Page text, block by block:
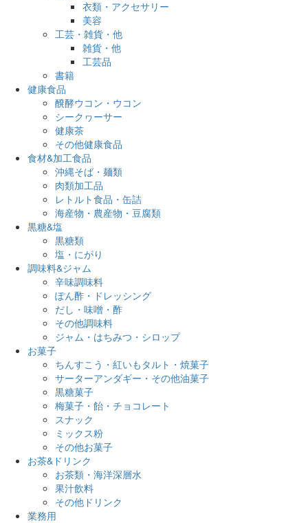
衣類・アクセサリー
美容
工芸・雑貨・他
雑貨・他
工芸品
書籍
健康食品
醗酵ウコン・ウコン
シークヮーサー
健康茶
その他健康食品
食材&加工食品
沖縄そば・麺類
肉類加工品
レトルト食品・缶詰
海産物・農産物・豆腐類
黒糖&塩
黒糖類
塩・にがり
調味料&ジャム
辛味調味料
ぽん酢・ドレッシング
だし・味噌・酢
その他調味料
ジャム・はちみつ・シロップ
お菓子
ちんすこう・紅いもタルト・焼菓子
サーターアンダギー・その他油菓子
黒糖菓子
梅菓子・飴・チョコレート
スナック
ミックス粉
その他お菓子
お茶&ドリンク
お茶類・海洋深層水
果汁飲料
その他ドリンク
業務用